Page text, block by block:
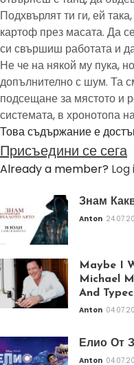
Подхвърлят ти ги, ей
картоф през масата. Да
си свършиш работата и
Не че на някой му пука,
допълнително с шум. Та
подсещане за мястото и
системата, в хронотопа
Това съдържание е
Присъедини се сега
Already a member?
Знам
Anton
Maybe I
Michael
And
Anton
Елио От
Anton